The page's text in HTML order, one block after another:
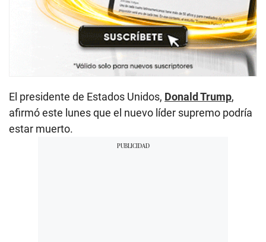
El presidente de Estados Unidos, Donald Trump,
afirmó este lunes que el nuevo líder supremo podría
estar muerto.